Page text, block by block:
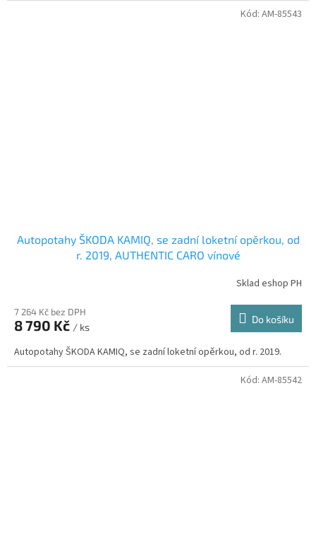
Autopotahy ŠKODA KAMIQ, se zadní loketní opěrkou, od
r. 2019, AUTHENTIC CARO vínové
Sklad eshop PH
7 264 Kč bez DPH
8 790 Kč / ks
Do košíku
Autopotahy ŠKODA KAMIQ, se zadní loketní opěrkou, od r. 2019.
Kód: AM-85543
Kód: AM-85542